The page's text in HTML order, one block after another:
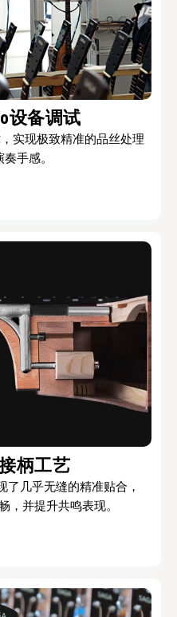
设备调试
实现极致精准的品丝处理
手感。
柄工艺
了几乎无缝的精准贴合，
，并提升共鸣表现。